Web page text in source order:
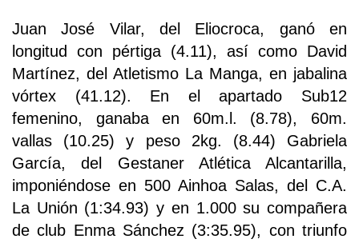
Juan José Vilar, del Eliocroca, ganó en
longitud con pértiga (4.11), así como David
Martínez, del Atletismo La Manga, en jabalina
vórtex (41.12). En el apartado Sub12
femenino, ganaba en 60m.l. (8.78), 60m.
vallas (10.25) y peso 2kg. (8.44) Gabriela
García, del Gestaner Atlética Alcantarilla,
imponiéndose en 500 Ainhoa Salas, del C.A.
La Unión (1:34.93) y en 1.000 su compañera
de club Enma Sánchez (3:35.95), con triunfo